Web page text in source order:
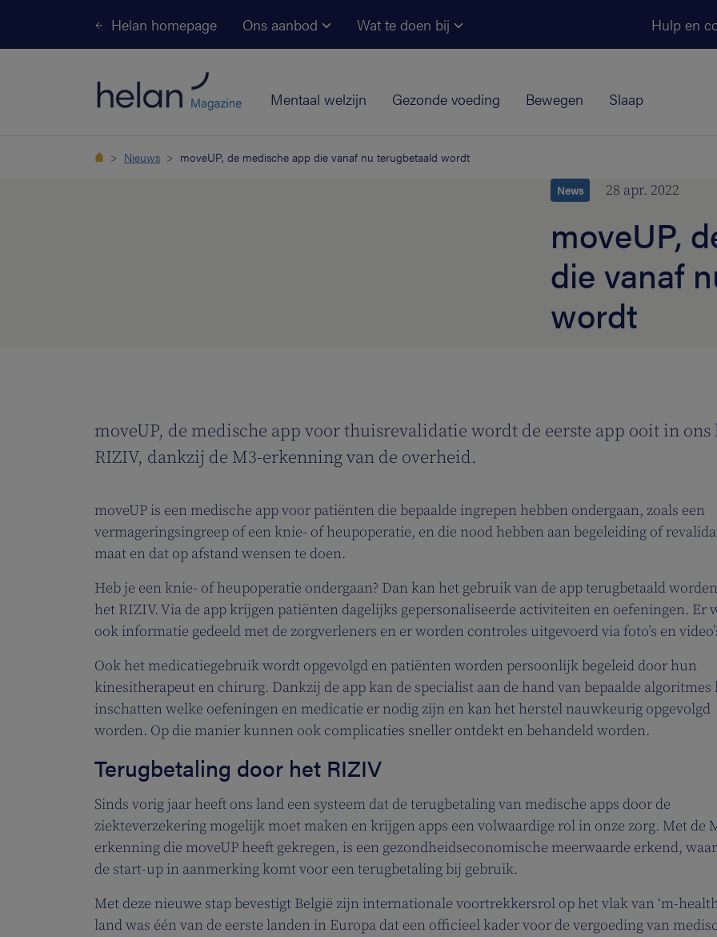
Helan homepage Ons aanbod Wat te doen bij Hulp en
Mentaal welzijn Gezonde voeding Bewegen Slaap
Nieuws moveUP, de medische app die vanaf nu terugbetaald wordt
News 28 apr. 2022
moveUP,
die vanaf
wordt
moveUP, de medische app voor thuisrevalidatie wordt de eerste app ooit in
RIZIV, dankzij de M3-erkenning van de overheid.
moveUP is een medische app voor patiënten die bepaalde ingrepen hebben ondergaan, zoals een
vermageringsingreep of een knie- of heupoperatie, en die nood hebben aan begeleiding of
maat en dat op afstand wensen te doen.
Heb je een knie- of heupoperatie ondergaan? Dan kan het gebruik van de app terugbetaald
het RIZIV. Via de app krijgen patiënten dagelijks gepersonaliseerde activiteiten en oefeningen. Er
ook informatie gedeeld met de zorgverleners en er worden controles uitgevoerd via foto’s en
Ook het medicatiegebruik wordt opgevolgd en patiënten worden persoonlijk begeleid door hun
kinesitherapeut en chirurg. Dankzij de app kan de specialist aan de hand van bepaalde algoritmes
inschatten welke oefeningen en medicatie er nodig zijn en kan het herstel nauwkeurig opgevolgd
worden. Op die manier kunnen ook complicaties sneller ontdekt en behandeld worden.
Terugbetaling door het RIZIV
Sinds vorig jaar heeft ons land een systeem dat de terugbetaling van medische apps door de
ziekteverzekering mogelijk moet maken en krijgen apps een volwaardige rol in onze zorg. Met de
erkenning die moveUP heeft gekregen, is een gezondheidseconomische meerwaarde erkend,
de start-up in aanmerking komt voor een terugbetaling bij gebruik.
Met deze nieuwe stap bevestigt België zijn internationale voortrekkersrol op het vlak van ‘m-
land was één van de eerste landen in Europa dat een officieel kader voor de vergoeding van